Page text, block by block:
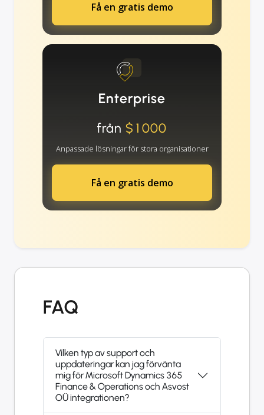
Få en gratis demo
Enterprise
från $1000
Anpassade lösningar för stora organisationer
Få en gratis demo
FAQ
Vilken typ av support och
uppdateringar kan jag förvänta
mig för Microsoft Dynamics 365
Finance & Operations och Asvost
OÜ integrationen?